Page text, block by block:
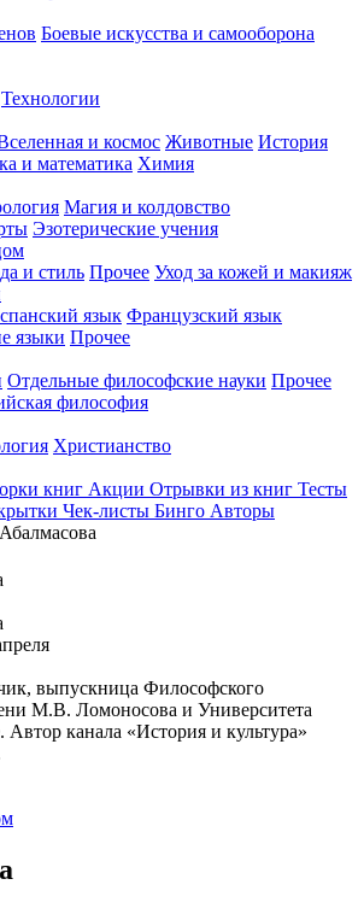
Боевые искусства и самооборона
Технологии
и космос Животные История
и математика Химия
Магия и колдовство
Эзотерические учения
и стиль Прочее Уход за кожей и макияж
язык Французский язык
языки Прочее
Отдельные философские науки Прочее
философия
Христианство
книг Акции Отрывки из книг Тесты
Чек-листы Бинго Авторы
выпускница Философского
М.В. Ломоносова и Университета
канала «История и культура»